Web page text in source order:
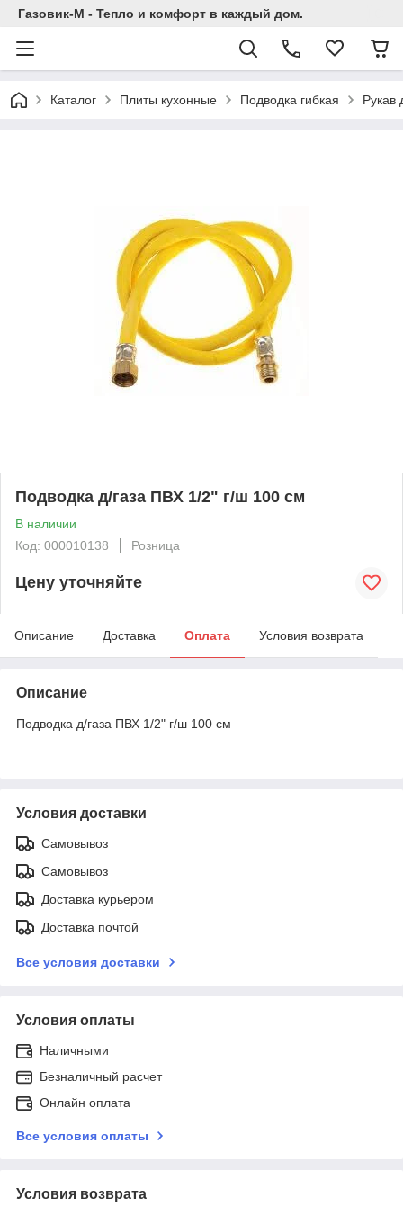
Газовик-М - Тепло и комфорт в каждый дом.
Каталог Плиты кухонные Подводка гибкая Рукав
Подводка д/газа ПВХ 1/2" г/ш 100 см
В наличии
Код: 000010138
Розница
Цену уточняйте
Описание Доставка Оплата Условия возврата
Описание
Подводка д/газа ПВХ 1/2" г/ш 100 см
Условия доставки
Самовывоз
Самовывоз
Доставка курьером
Доставка почтой
Все условия доставки
Условия оплаты
Наличными
Безналичный расчет
Онлайн оплата
Все условия оплаты
Условия возврата